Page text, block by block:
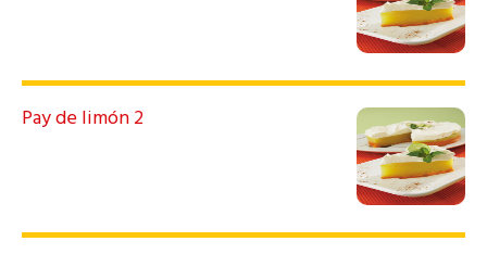
Pay de limón 2